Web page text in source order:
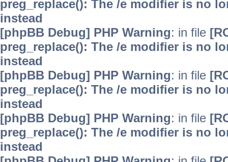
preg_replace(): The /e modifier is no
instead
[phpBB Debug] PHP Warning: in file
preg_replace(): The /e modifier is no
instead
[phpBB Debug] PHP Warning: in file
preg_replace(): The /e modifier is no
instead
[phpBB Debug] PHP Warning: in file
preg_replace(): The /e modifier is no
instead